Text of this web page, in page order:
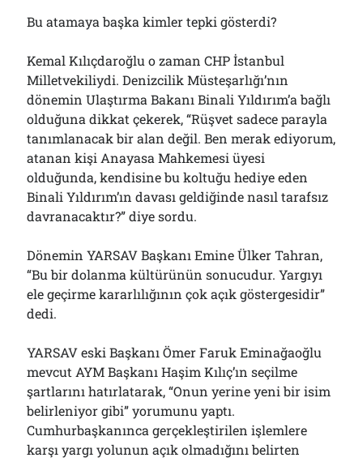
Bu atamaya başka kimler tepki gösterdi?
Kemal Kılıçdaroğlu o zaman CHP İstanbul
Milletvekiliydi. Denizcilik Müsteşarlığı’nın
dönemin Ulaştırma Bakanı Binali Yıldırım’a bağlı
olduğuna dikkat çekerek, “Rüşvet sadece parayla
tanımlanacak bir alan değil. Ben merak ediyorum,
atanan kişi Anayasa Mahkemesi üyesi
olduğunda, kendisine bu koltuğu hediye eden
Binali Yıldırım’ın davası geldiğinde nasıl tarafsız
davranacaktır?” diye sordu.
Dönemin YARSAV Başkanı Emine Ülker Tahran,
“Bu bir dolanma kültürünün sonucudur. Yargıyı
ele geçirme kararlılığının çok açık göstergesidir”
dedi.
YARSAV eski Başkanı Ömer Faruk Eminağaoğlu
mevcut AYM Başkanı Haşim Kılıç’ın seçilme
şartlarını hatırlatarak, “Onun yerine yeni bir isim
belirleniyor gibi” yorumunu yaptı.
Cumhurbaşkanınca gerçekleştirilen işlemlere
karşı yargı yolunun açık olmadığını belirten